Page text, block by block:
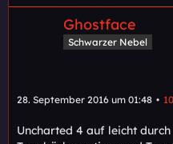
Ghostface
Schwarzer Nebel
28. September 2016 um 01:48
Uncharted 4 auf leicht